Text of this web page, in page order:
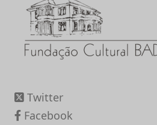
Twitter
Facebook